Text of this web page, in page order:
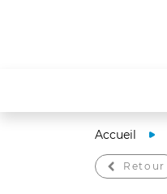
Accueil
Retour